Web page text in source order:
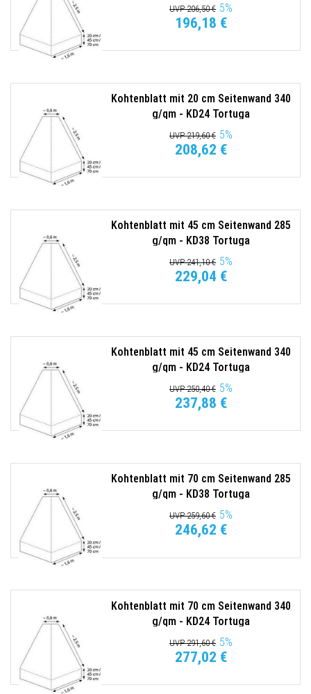
UVP 206,50 € 5%
196,18 €
Kohtenblatt mit 20 cm Seitenwand 340
g/qm - KD24 Tortuga
UVP 219,60 € 5%
208,62 €
Kohtenblatt mit 45 cm Seitenwand 285
g/qm - KD38 Tortuga
UVP 241,10 € 5%
229,04 €
Kohtenblatt mit 45 cm Seitenwand 340
g/qm - KD24 Tortuga
UVP 250,40 € 5%
237,88 €
Kohtenblatt mit 70 cm Seitenwand 285
g/qm - KD38 Tortuga
UVP 259,60 € 5%
246,62 €
Kohtenblatt mit 70 cm Seitenwand 340
g/qm - KD24 Tortuga
UVP 291,60 € 5%
277,02 €